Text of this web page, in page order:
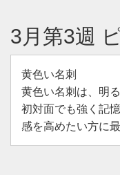
3月第3週
黄色い名刺
黄色い名刺は、明
初対面でも強く記
感を高めたい方に